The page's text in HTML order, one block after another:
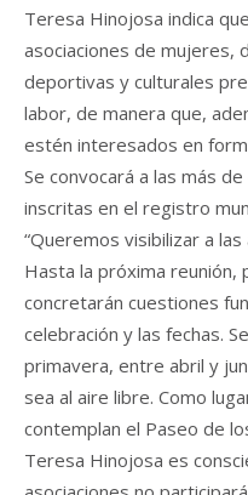
Teresa Hinojosa indica
asociaciones de mujeres,
deportivas y culturales
labor, de manera que,
estén interesados en
Se convocará a las más
inscritas en el registro
“Queremos visibilizar a las
Hasta la próxima reunión,
concretarán cuestiones
celebración y las fechas.
primavera, entre abril y
sea al aire libre. Como
contemplan el Paseo de
Teresa Hinojosa es